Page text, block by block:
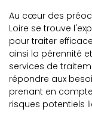
Au cœur des
Loire se trouve
pour traiter
ainsi la pérennité
services de
répondre aux
prenant en
risques potentiels